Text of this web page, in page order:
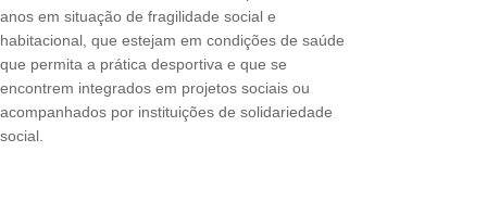
anos em situação de fragilidade social e
habitacional, que estejam em condições de saúde
que permita a prática desportiva e que se
encontrem integrados em projetos sociais ou
acompanhados por instituições de solidariedade
social.